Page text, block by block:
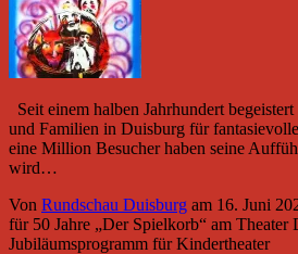
Seit einem halben Jahrhundert
und Familien in Duisburg für
eine Million Besucher haben seine
wird…
Von Rundschau Duisburg am 16. Juni
für 50 Jahre „Der Spielkorb“ am Theater
Jubiläumsprogramm für Kindertheater